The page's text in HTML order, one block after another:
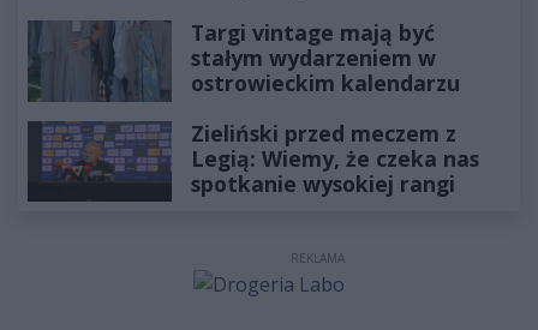
Targi vintage mają być
stałym wydarzeniem w
ostrowieckim kalendarzu
Zieliński przed meczem z
Legią: Wiemy, że czeka nas
spotkanie wysokiej rangi
REKLAMA